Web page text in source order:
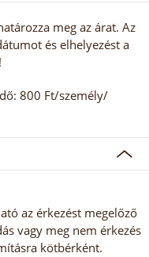
meg az árat. Az
és elhelyezést a
800 Ft/személy/
az érkezést megelőző
vagy meg nem érkezés
kötbérként.